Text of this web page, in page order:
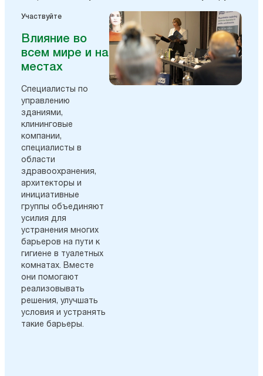
Участвуйте
Влияние во
всем мире и на
местах
Специалисты по
управлению
зданиями,
клининговые
компании,
специалисты в
области
здравоохранения,
архитекторы и
инициативные
группы объединяют
усилия для
устранения многих
барьеров на пути к
гигиене в туалетных
комнатах. Вместе
они помогают
реализовывать
решения, улучшать
условия и устранять
такие барьеры.